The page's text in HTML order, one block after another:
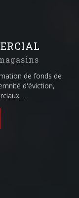
de fonds de
d'éviction,